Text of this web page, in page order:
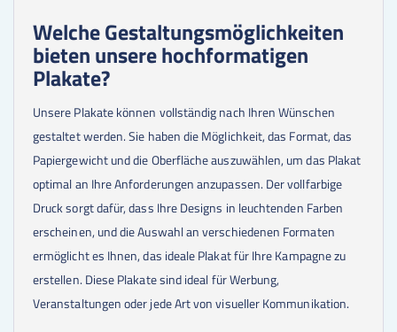
4000Stk.
0,23 €
4250Stk.
0,24 €
4500Stk.
0,23 €
4750
5500Stk.
0,22 €
6000 Stk.
0,22 €
7000Stk.
0,22 €
7500Stk.
0,22 €
8000 Stk.
0,21 €
8500
9000Stk.
0,21 €
9500Stk.
0,21 €
10000Stk.
11000
Stk.
0,21 €
12000Stk.
0,21 €
Welche Gestaltungsmöglichkeiten
bieten unsere hochformatigen
Plakate?
Unsere Plakate können vollständig nach Ihren Wünschen
gestaltet werden. Sie haben die Möglichkeit, das Format, das
Papiergewicht und die Oberfläche auszuwählen, um das Plakat
optimal an Ihre Anforderungen anzupassen. Der vollfarbige
Druck sorgt dafür, dass Ihre Designs in leuchtenden Farben
erscheinen, und die Auswahl an verschiedenen Formaten
ermöglicht es Ihnen, das ideale Plakat für Ihre Kampagne zu
erstellen. Diese Plakate sind ideal für Werbung,
Veranstaltungen oder jede Art von visueller Kommunikation.